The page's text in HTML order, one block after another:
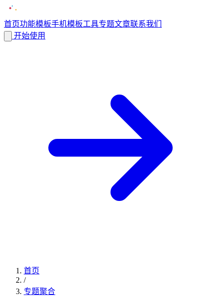
首页功能模板手机模板工具专题文章联系我们
开始使用
首页
/
专题聚合